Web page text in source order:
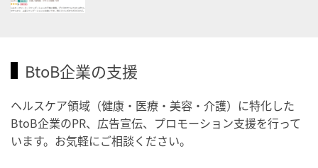
2026/09/03(木)
・健康増進普及月間
・職場の健康診断実施強化月間
・秋の睡眠の日
BtoB企業の支援
ヘルスケア領域（健康・医療・美容・介護）に特化した
BtoB企業のPR、広告宣伝、プロモーション支援を行って
います。お気軽にご相談ください。